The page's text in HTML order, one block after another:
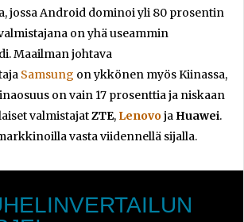
jossa Android dominoi yli 80 prosentin
on yhä useammin
Maailman johtava
Samsung on ykkönen myös Kiinassa,
on vain 17 prosenttia ja niskaan
valmistajatZTE, Lenovoja Huawei.
vasta viidennellä sijalla.